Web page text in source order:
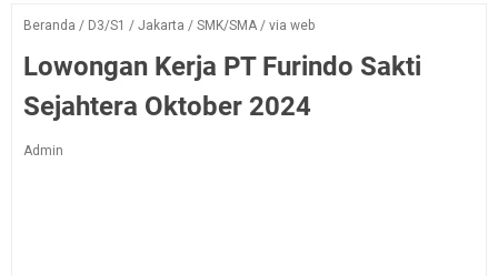
Beranda / D3/S1 / Jakarta / SMK/SMA / via web
Lowongan Kerja PT Furindo Sakti
Sejahtera Oktober 2024
Admin